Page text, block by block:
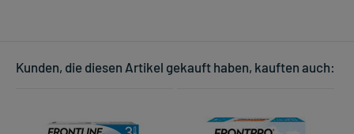
Kunden, die diesen Artikel gekauft haben, kauften auch: